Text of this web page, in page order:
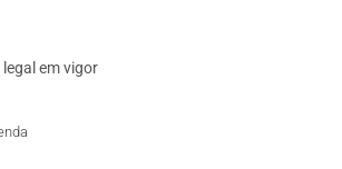
em vigor